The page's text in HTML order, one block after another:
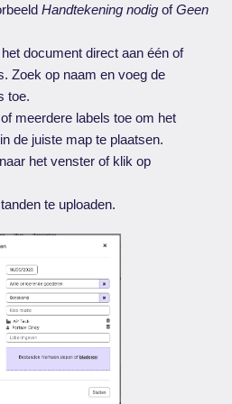
Handtekening nodig ofGeen
document direct aan één of
Zoek op naam en voeg de
toe.
meerdere labels toe om het
de juiste map te plaatsen.
het venster of klik op
te uploaden.